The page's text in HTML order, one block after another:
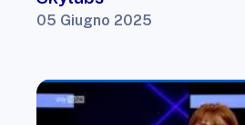
05 Giugno 2025